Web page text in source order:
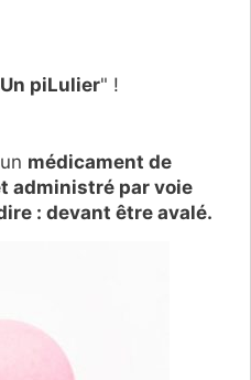
Un piLulier" !
médicament de
administré par voie
: devant être avalé.